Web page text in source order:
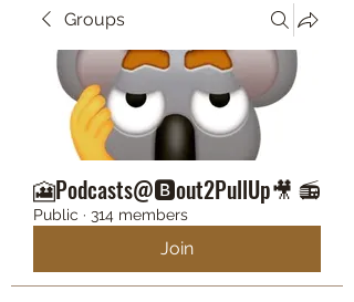
Groups
🎦Podcasts@🅱️out2PullUp🎥 📻
Public · 314 members
Join